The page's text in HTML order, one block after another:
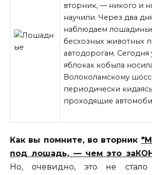
вторник, — никого и
научили. Через два
наблюдаем
бесхозных животных
автодорогам. Сегодня
яблоках кобыла
Волоколамскому
периодически
проходящие
Как вы помните, во вторник
под лошадь, — чем это
Но, очевидно, это не